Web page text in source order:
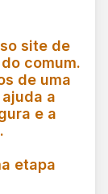
site de
comum.
de uma
a
e a
etapa